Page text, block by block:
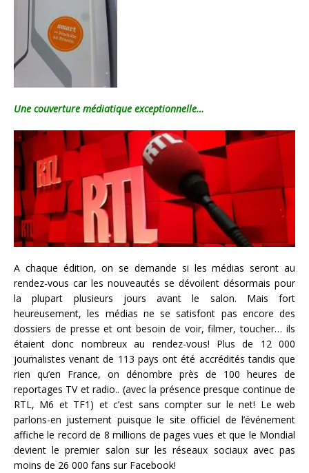
Une couverture médiatique exceptionnelle…
A chaque édition, on se demande si les médias seront au
rendez-vous car les nouveautés se dévoilent désormais pour
la plupart plusieurs jours avant le salon. Mais fort
heureusement, les médias ne se satisfont pas encore des
dossiers de presse et ont besoin de voir, filmer, toucher… ils
étaient donc nombreux au rendez-vous! Plus de 12 000
journalistes venant de 113 pays ont été accrédités tandis que
rien qu’en France, on dénombre près de 100 heures de
reportages TV et radio.. (avec la présence presque continue de
RTL, M6 et TF1) et c’est sans compter sur le net! Le web
parlons-en justement puisque le site officiel de l’événement
affiche le record de 8 millions de pages vues et que le Mondial
devient le premier salon sur les réseaux sociaux avec pas
moins de 26 000 fans sur Facebook!